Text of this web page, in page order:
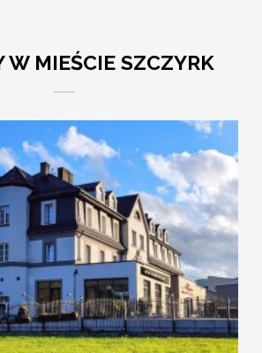
W MIEŚCIE SZCZYRK